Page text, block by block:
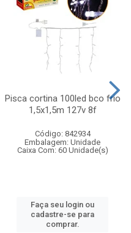
Pisca cortina 100led bco frio
1,5x1,5m 127v 8f
Código: 842934
Embalagem: Unidade
Caixa Com: 60 Unidade(s)
Faça seu login ou
cadastre-se para
comprar.